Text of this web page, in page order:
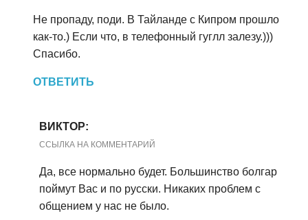
Не пропаду, поди. В Тайланде с Кипром прошло
как-то.) Если что, в телефонный гуглл залезу.)))
Спасибо.
ОТВЕТИТЬ
ВИКТОР:
ССЫЛКА НА КОММЕНТАРИЙ
Да, все нормально будет. Большинство болгар
поймут Вас и по русски. Никаких проблем с
общением у нас не было.